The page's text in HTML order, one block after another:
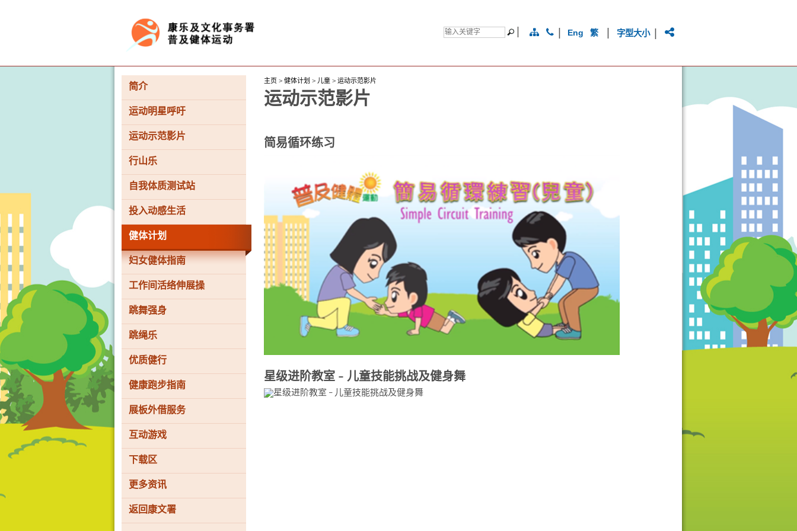
Eng 繁 字型大小
按“Tab”进入菜单
简介
运动明星呼吁
运动示范影片
行山乐
自我体质测试站
投入动感生活
健体计划
妇女健体指南
工作间活络伸展操
跳舞强身
跳绳乐
优质健行
健康跑步指南
展板外借服务
互动游戏
下载区
更多资讯
返回康文署
主页> 健体计划 > 儿童> 运动示范影片
运动示范影片
简易循环练习
星级进阶教室 – 儿童技能挑战及健身舞
香
港
品
牌
形
象
-
亚
洲
国
际
都